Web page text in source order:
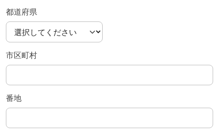
都道府県
市区町村
番地